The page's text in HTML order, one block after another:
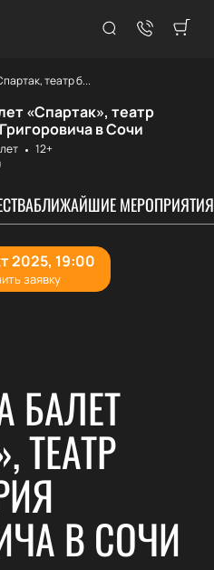
театр б...
«Спартак», театр
в Сочи
12+
БЛИЖАЙШИЕ МЕРОПРИЯТИЯ
БАЛЕТ
ТЕАТР
В СОЧИ